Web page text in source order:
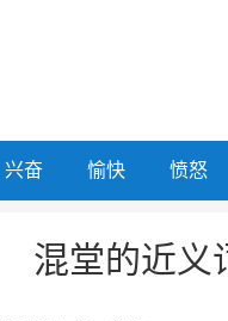
兴奋 愉快 愤怒
混堂的近义